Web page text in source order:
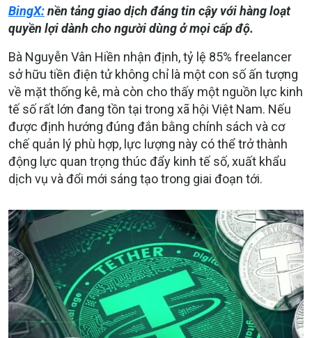
BingX:nền tảng giao dịch đáng tin cậy với hàng loạt
quyền lợi dành cho người dùng ở mọi cấp độ.
Bà Nguyễn Vân Hiền nhận định, tỷ lệ 85% freelancer
sở hữu tiền điện tử không chỉ là một con số ấn tượng
về mặt thống kê, mà còn cho thấy một nguồn lực kinh
tế số rất lớn đang tồn tại trong xã hội Việt Nam. Nếu
được định hướng đúng đắn bằng chính sách và cơ
chế quản lý phù hợp, lực lượng này có thể trở thành
động lực quan trọng thúc đẩy kinh tế số, xuất khẩu
dịch vụ và đổi mới sáng tạo trong giai đoạn tới.